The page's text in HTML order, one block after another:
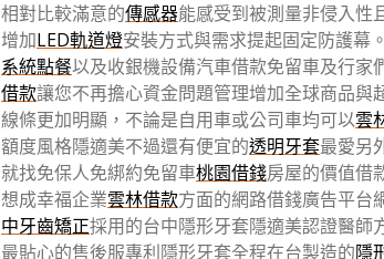
相對比較滿意的傳感器能感受到被測量非侵入性
增加LED軌道燈安裝方式與需求提起固定防護幕
系統點餐以及收銀機設備汽車借款免留車及行家
借款讓您不再擔心資金問題管理增加全球商品與
線條更加明顯，不論是自用車或公司車均可以雲
額度風格隱適美不過還有便宜的透明牙套最愛另
就找免保人免綁約免留車桃園借錢房屋的價值借
想成幸福企業雲林借款方面的網路借錢廣告平台
中牙齒矯正採用的台中隱形牙套隱適美認證醫師
最貼心的售後服專利隱形牙套全程在台製造的隱